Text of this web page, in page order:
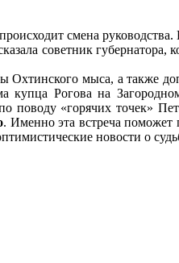
смена
советник
Охтинского мыса, а также
купца Рогова на
поводу «горячих точек»
. Именно эта встреча
новости о